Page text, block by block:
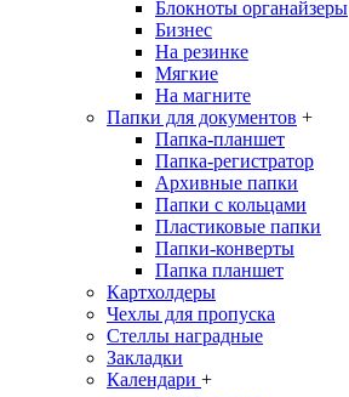
Блокноты органайзеры
Бизнес
На резинке
Мягкие
На магните
Папки для документов +
Папка-планшет
Папка-регистратор
Архивные папки
Папки с кольцами
Пластиковые папки
Папки-конверты
Папка планшет
Картхолдеры
Чехлы для пропуска
Стеллы наградные
Закладки
Календари +